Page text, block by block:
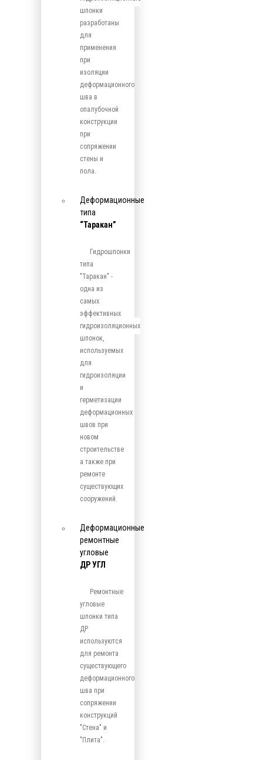
шпонки
разработаны
для
применения
при
изоляции
деформационного
шва в
опалубочной
конструкции
при
сопряжении
стены и
пола.
Деформационные
типа
“Таракан”
Гидрошпонки
типа
"Таракан" -
одна из
самых
эффективных
гидроизоляционных
шпонок,
используемых
для
гидроизоляции
и
герметизации
деформационных
швов при
новом
строительстве
а также при
ремонте
существующих
сооружений.
Деформационные
ремонтные
угловые
ДР УГЛ
Ремонтные
угловые
шпонки типа
ДР
используются
для ремонта
существующего
деформационного
шва при
сопряжении
конструкций
"Стена" и
"Плита".